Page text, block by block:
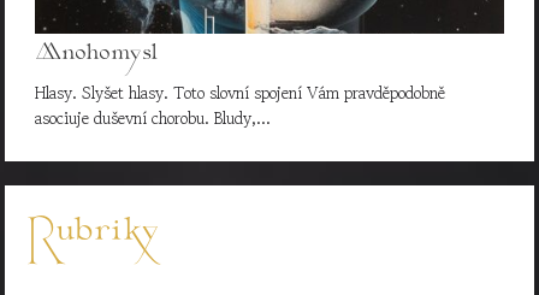
Mnohomysl
Hlasy. Slyšet hlasy. Toto slovní spojení Vám pravděpodobně
asociuje duševní chorobu. Bludy,…
Rubriky